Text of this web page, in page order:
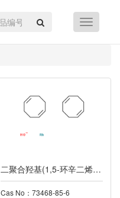
二聚合羟基(1,5-环辛二烯)铑(I)
Cas No：73468-85-6